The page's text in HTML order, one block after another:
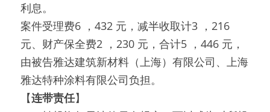
利息。
案件受理费6 ，432 元，减半收取计3 ，216
元、财产保全费2 ，230 元，合计5 ，446 元，
由被告雅达建筑新材料（上海）有限公司、上海
雅达特种涂料有限公司负担。
【连带责任】